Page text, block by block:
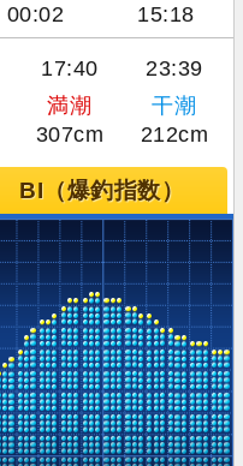
00:02 15:18
17:40 23:39
満潮
干潮
307cm 212cm
BI（爆釣指数）